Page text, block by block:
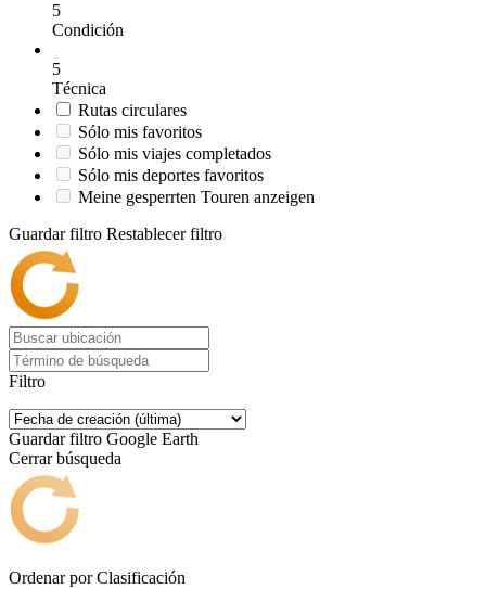
5
Condición
5
Técnica
Rutas circulares
Sólo mis favoritos
Sólo mis viajes completados
Sólo mis deportes favoritos
Meine gesperrten Touren anzeigen
Guardar filtro Restablecer filtro
Filtro
Guardar filtro Google Earth
Cerrar búsqueda
Ordenar por Clasificación